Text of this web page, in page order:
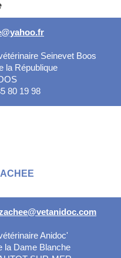
Seinevet Boos
la République
80 19 98
Anidoc'
la Dame Blanche